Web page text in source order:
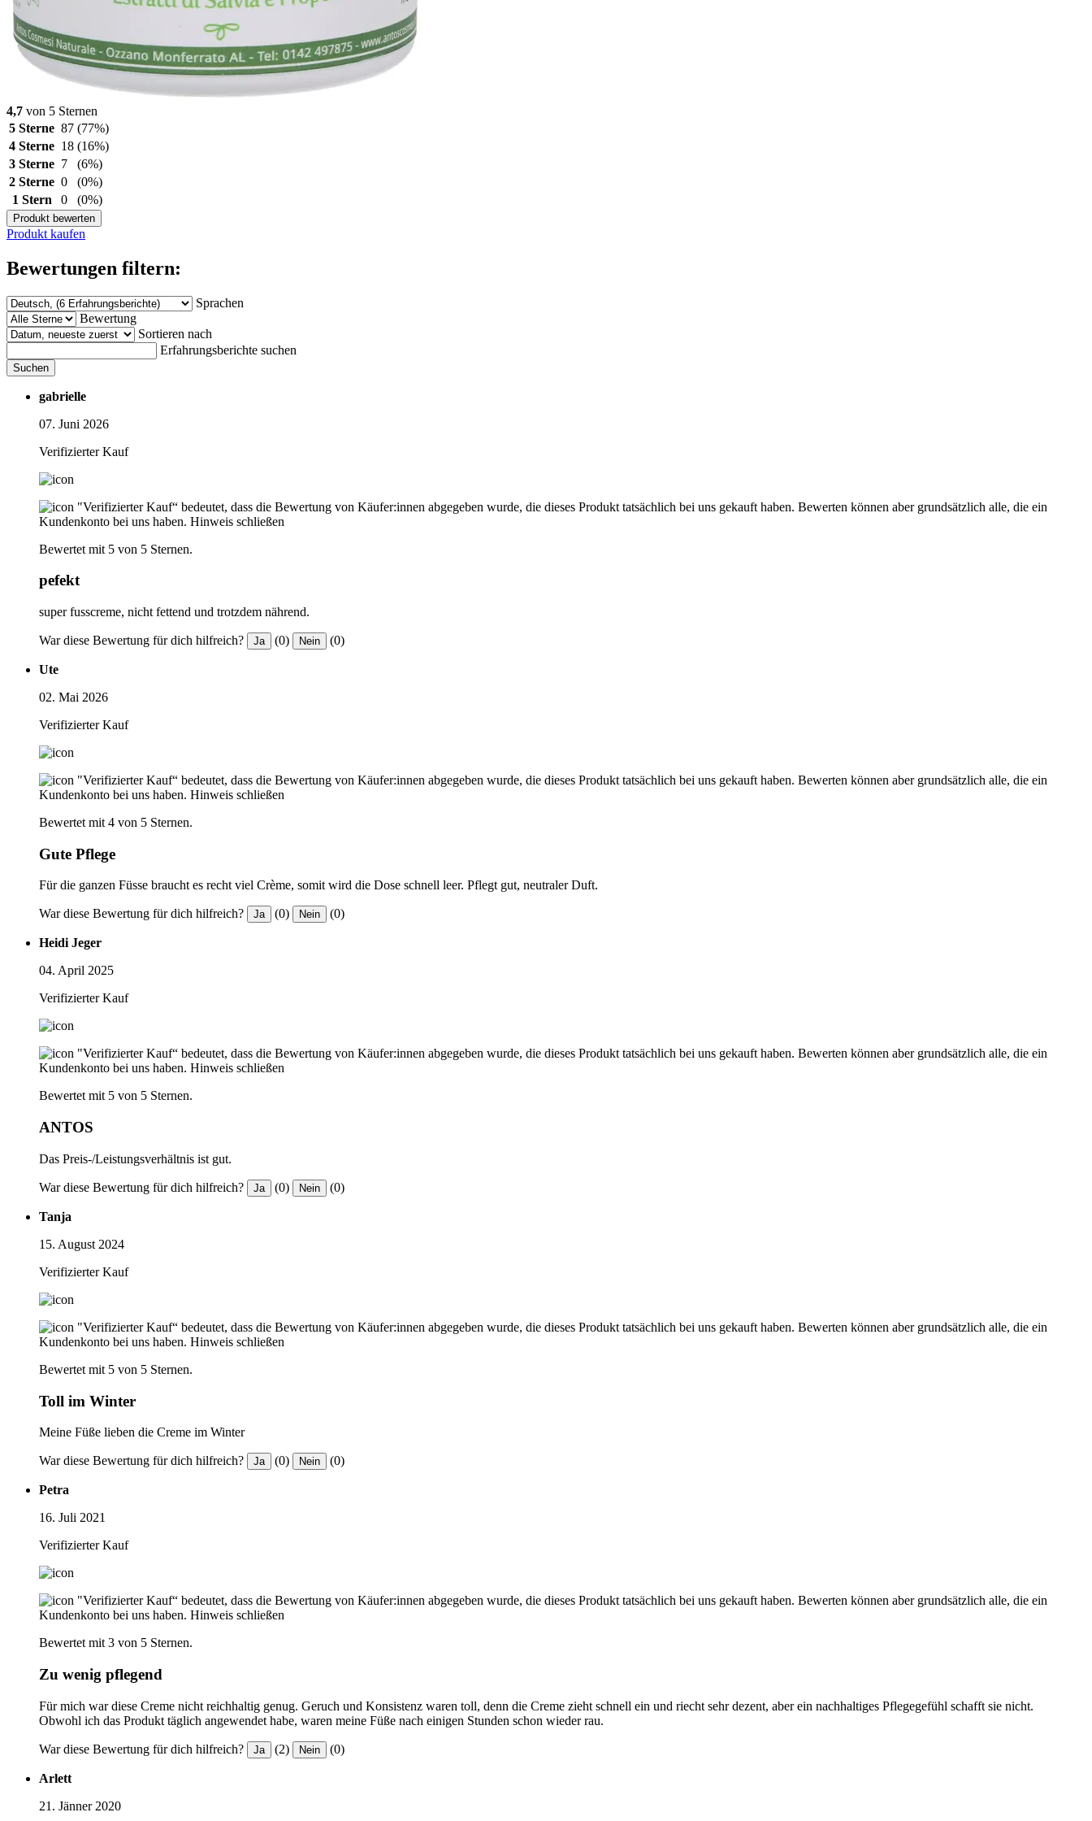
4,7 von 5 Sternen
5 Sterne 87 (77%)
4 Sterne 18 (16%)
3 Sterne 7
(6%)
2 Sterne 0
(0%)
1 Stern
0 (0%)
Produkt bewerten
Produkt kaufen
Bewertungen filtern:
Sprachen
Bewertung
Sortieren nach
Erfahrungsberichte suchen
Suchen
gabrielle
07. Juni 2026
Verifizierter Kauf
"Verifizierter Kauf“ bedeutet, dass die Bewertung von Käufer:innen abgegeben wurde, die dieses Produkt tatsächlich bei uns gekauft haben. Bewerten können aber grundsätzlich alle, die ein
Kundenkonto bei uns haben. Hinweis schließen
Bewertet mit 5 von 5 Sternen.
pefekt
super fusscreme, nicht fettend und trotzdem nährend.
War diese Bewertung für dich hilfreich? Ja (0) Nein (0)
Ute
02. Mai 2026
Verifizierter Kauf
"Verifizierter Kauf“ bedeutet, dass die Bewertung von Käufer:innen abgegeben wurde, die dieses Produkt tatsächlich bei uns gekauft haben. Bewerten können aber grundsätzlich alle, die ein
Kundenkonto bei uns haben. Hinweis schließen
Bewertet mit 4 von 5 Sternen.
Gute Pflege
Für die ganzen Füsse braucht es recht viel Crème, somit wird die Dose schnell leer. Pflegt gut, neutraler Duft.
War diese Bewertung für dich hilfreich? Ja (0) Nein (0)
Heidi Jeger
04. April 2025
Verifizierter Kauf
"Verifizierter Kauf“ bedeutet, dass die Bewertung von Käufer:innen abgegeben wurde, die dieses Produkt tatsächlich bei uns gekauft haben. Bewerten können aber grundsätzlich alle, die ein
Kundenkonto bei uns haben. Hinweis schließen
Bewertet mit 5 von 5 Sternen.
ANTOS
Das Preis-/Leistungsverhältnis ist gut.
War diese Bewertung für dich hilfreich? Ja (0) Nein (0)
Tanja
15. August 2024
Verifizierter Kauf
"Verifizierter Kauf“ bedeutet, dass die Bewertung von Käufer:innen abgegeben wurde, die dieses Produkt tatsächlich bei uns gekauft haben. Bewerten können aber grundsätzlich alle, die ein
Kundenkonto bei uns haben. Hinweis schließen
Bewertet mit 5 von 5 Sternen.
Toll im Winter
Meine Füße lieben die Creme im Winter
War diese Bewertung für dich hilfreich? Ja (0) Nein (0)
Petra
16. Juli 2021
Verifizierter Kauf
"Verifizierter Kauf“ bedeutet, dass die Bewertung von Käufer:innen abgegeben wurde, die dieses Produkt tatsächlich bei uns gekauft haben. Bewerten können aber grundsätzlich alle, die ein
Kundenkonto bei uns haben. Hinweis schließen
Bewertet mit 3 von 5 Sternen.
Zu wenig pflegend
Für mich war diese Creme nicht reichhaltig genug. Geruch und Konsistenz waren toll, denn die Creme zieht schnell ein und riecht sehr dezent, aber ein nachhaltiges Pflegegefühl schafft sie nicht.
Obwohl ich das Produkt täglich angewendet habe, waren meine Füße nach einigen Stunden schon wieder rau.
War diese Bewertung für dich hilfreich? Ja (2) Nein (0)
Arlett
21. Jänner 2020